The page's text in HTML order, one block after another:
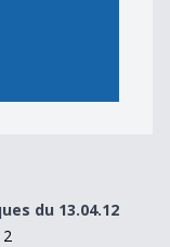
du 13.04.12